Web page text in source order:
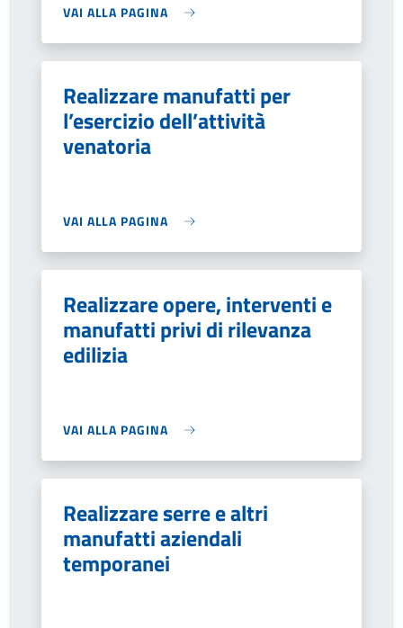
VAI ALLA PAGINA
Realizzare manufatti per
l’esercizio dell’attività
venatoria
VAI ALLA PAGINA
Realizzare opere, interventi e
manufatti privi di rilevanza
edilizia
VAI ALLA PAGINA
Realizzare serre e altri
manufatti aziendali
temporanei